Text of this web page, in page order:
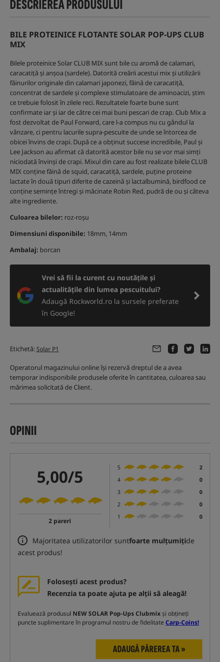
DESCRIEREA PRODUSULUI
BILE PROTEINICE FLOTANTE SOLAR POP-UPS CLUB
MIX
Bilele proteinice Solar CLUB MIX sunt bile cu aromă de calamari,
caracatiță și anșoa (sardele). Datorită creării acestui mix și utilizării
făinurilor originale din calamari japonezi, făină de caracatiță,
concentrat de sardele și complexe stimulatoare de aminoacizi, știm
ce trebuie folosit în zilele reci. Rezultatele foarte bune sunt
confirmate iar și iar de către cei mai buni pescari de crap. Club Mix a
fost dezvoltat de Paul Forward, care l-a compus nu cu gândul la
vânzare, ci pentru lacurile supra-pescuite de unde se întorcea de
obicei învins de crapi. După ce a obținut succese incredibile, Paul și
Lee Jackson au afirmat că datorită acestor bile nu se vor mai simți
niciodată învinși de crapi. Mixul din care au fost realizate bilele CLUB
MIX conține făină de squid, caracatiță, sardele, puține proteine
lactate în două tipuri diferite de cazeină și lactalbumină, birdfood ce
conține semințe întregi și măcinate Robin Red, pudră de ou și câteva
alte ingrediente.
Culoarea bilelor: roz-roșu
Dimensiuni disponibile: 18mm, 14mm
Ambalaj: borcan
Vrei să fii la curent cu noutățile și
actualitățile din lumea pescuitului?
Adaugă Rockworld.ro la sursele preferate
în Google!
Etichetă:Solar P1
Operatorul magazinului online își rezervă dreptul de a avea
temporar indisponibile produsele oferite în cantitatea, culoarea sau
mărimea solicitată de Client.
OPINII
5,00/5
2 pareri
5
2
4
0
3
0
2
0
1
0
Majoritatea utilizatorilor suntfoarte mulțumițide
acest produs!
Folosești acest produs?
Recenzia ta poate ajuta pe alții să aleagă!
Evaluează produsul NEW SOLAR Pop-Ups Clubmixși obțineți
puncte suplimentare în programul nostru de fidelitate Carp-Coins!
ADAUGĂ PĂREREA TA »